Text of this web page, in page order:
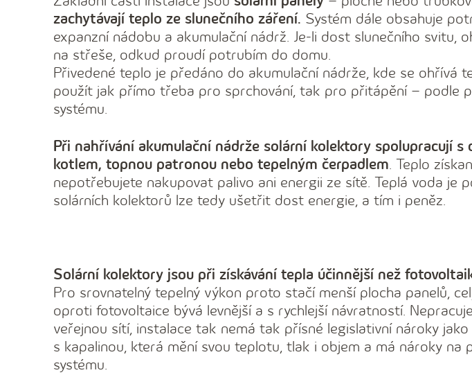
zachytávají teplo ze slunečního záření. Systém dále obsahuje
expanzní nádobu a akumulační nádrž. Je-li dost slunečního svitu,
na střeše, odkud proudí potrubím do domu.
Přivedené teplo je předáno do akumulační nádrže, kde se ohřívá
použít jak přímo třeba pro sprchování, tak pro přitápění – podle
systému.
Při nahřívání akumulační nádrže solární kolektory spolupracují
kotlem, topnou patronou nebo tepelným čerpadlem. Teplo
nepotřebujete nakupovat palivo ani energii ze sítě. Teplá voda je
solárních kolektorů lze tedy ušetřit dost energie, a tím i peněz.
Solární kolektory jsou při získávání tepla účinnější než
Pro srovnatelný tepelný výkon proto stačí menší plocha panelů,
oproti fotovoltaice bývá levnější a s rychlejší návratností.
veřejnou sítí, instalace tak nemá tak přísné legislativní nároky
s kapalinou, která mění svou teplotu, tlak i objem a má nároky na
systému.